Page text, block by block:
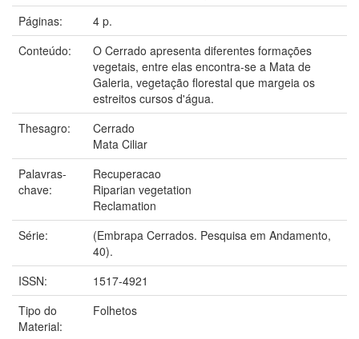
Páginas:
4 p.
Conteúdo:
O Cerrado apresenta diferentes formações
vegetais, entre elas encontra-se a Mata de
Galeria, vegetação florestal que margeia os
estreitos cursos d'água.
Thesagro:
Cerrado
Mata Ciliar
Palavras-
chave:
Recuperacao
Riparian vegetation
Reclamation
Série:
(Embrapa Cerrados. Pesquisa em Andamento,
40).
ISSN:
1517-4921
Tipo do
Material:
Folhetos